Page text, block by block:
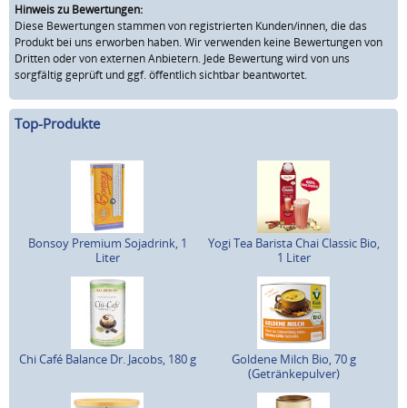
Hinweis zu Bewertungen:
Diese Bewertungen stammen von registrierten Kunden/innen, die das
Produkt bei uns erworben haben. Wir verwenden keine Bewertungen von
Dritten oder von externen Anbietern. Jede Bewertung wird von uns
sorgfältig geprüft und ggf. öffentlich sichtbar beantwortet.
Top-Produkte
Bonsoy Premium Sojadrink, 1
Liter
Yogi Tea Barista Chai Classic Bio,
1 Liter
Chi Café Balance Dr. Jacobs, 180 g
Goldene Milch Bio, 70 g
(Getränkepulver)